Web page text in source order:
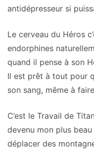
antidépresseur si
Le cerveau du Héros
endorphines
quand il pense à son
Il est prêt à tout pour
son sang, même à
C’est le Travail de
devenu mon plus
déplacer des